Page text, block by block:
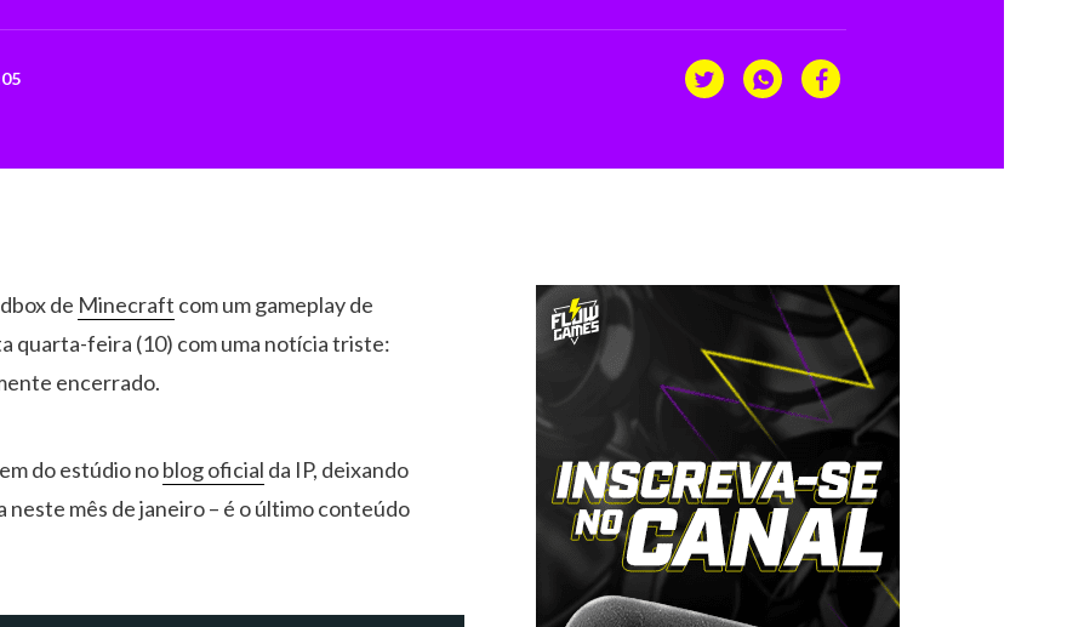
de Minecraft com um gameplay de
quarta-feira (10) com uma notícia triste:
encerrado.
do estúdio noblog oficial da IP, deixando
neste mês de janeiro – é o último conteúdo